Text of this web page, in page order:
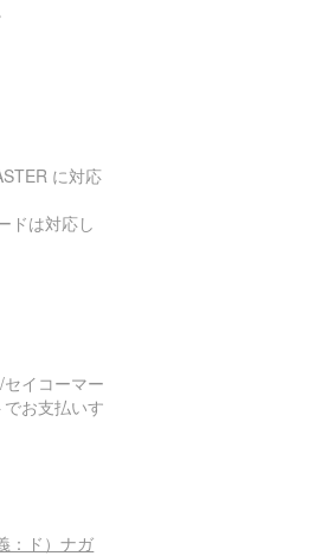
に対応
ドは対応し
イコーマー
お支払いす
：ド）ナガ